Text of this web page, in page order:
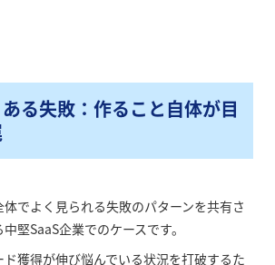
る失敗：作ること自体が目
でよく見られる失敗のパターンを共有さ
堅SaaS企業でのケースです。
獲得が伸び悩んでいる状況を打破するた